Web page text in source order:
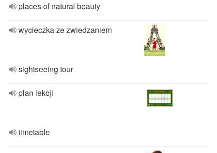
places of natural beauty
wycieczka ze zwiedzaniem
sightseeing tour
plan lekcji
timetable